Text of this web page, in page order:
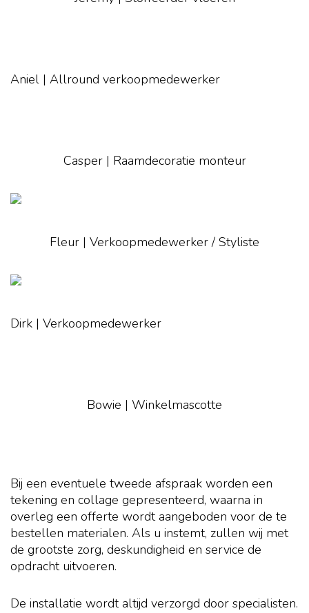
Aniel | Allround verkoopmedewerker
Casper | Raamdecoratie monteur
Fleur | Verkoopmedewerker / Styliste
Dirk | Verkoopmedewerker
Bowie | Winkelmascotte
Bij een eventuele tweede afspraak worden een
tekening en collage gepresenteerd, waarna in
overleg een offerte wordt aangeboden voor de te
bestellen materialen. Als u instemt, zullen wij met
de grootste zorg, deskundigheid en service de
opdracht uitvoeren.
De installatie wordt altijd verzorgd door specialisten.